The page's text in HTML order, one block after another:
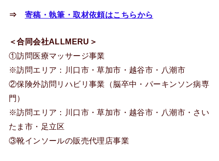
⇒ 寄稿・執筆・取材依頼はこちらから
＜合同会社ALLMERU＞
①訪問医療マッサージ事業
※訪問エリア：川口市・草加市・越谷市・八潮市
②保険外訪問リハビリ事業（脳卒中・パーキンソン病専
門）
※訪問エリア：川口市・草加市・越谷市・八潮市・さい
たま市・足立区
③靴インソールの販売代理店事業